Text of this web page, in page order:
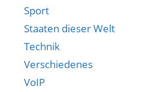
Sport
Staaten dieser Welt
Technik
Verschiedenes
VoIP